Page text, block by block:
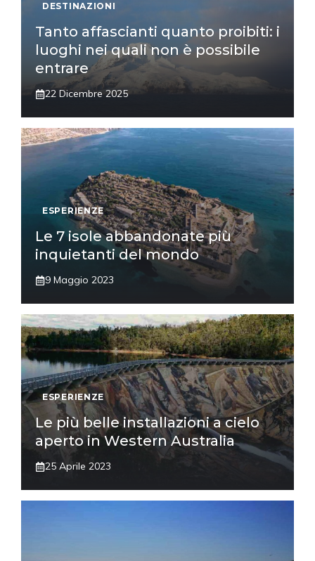
DESTINAZIONI
Tanto affascianti quanto proibiti: i
luoghi nei quali non è possibile
entrare
22 Dicembre 2025
ESPERIENZE
Le 7 isole abbandonate più
inquietanti del mondo
9 Maggio 2023
ESPERIENZE
Le più belle installazioni a cielo
aperto in Western Australia
25 Aprile 2023